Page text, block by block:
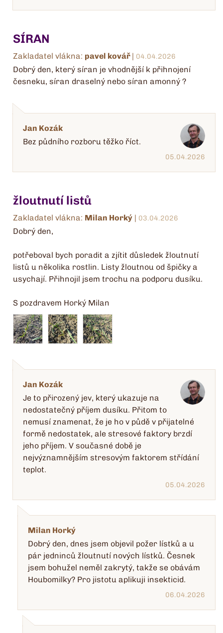
SÍRAN
Zakladatel vlákna: pavel kovář | 04.04.2026
Dobrý den, který síran je vhodnější k přihnojení
česneku, síran draselný nebo síran amonný ?
Jan Kozák
Bez půdního rozboru těžko říct.
05.04.2026
žloutnutí listů
Zakladatel vlákna: Milan Horký | 03.04.2026
Dobrý den,
potřeboval bych poradit a zjítit důsledek žloutnutí
listů u několika rostlin. Listy žloutnou od špičky a
usychají. Přihnojil jsem trochu na podporu dusíku.
S pozdravem Horký Milan
Jan Kozák
Je to přirozený jev, který ukazuje na
nedostatečný příjem dusíku. Přitom to
nemusí znamenat, že je ho v půdě v přijatelné
formě nedostatek, ale stresové faktory brzdí
jeho příjem. V současné době je
nejvýznamnějším stresovým faktorem střídání
teplot.
05.04.2026
Milan Horký
Dobrý den, dnes jsem objevil požer lístků a u
pár jedninců žloutnutí nových lístků. Česnek
jsem bohužel neměl zakrytý, takže se obávám
Houbomilky? Pro jistotu aplikuji insekticid.
06.04.2026